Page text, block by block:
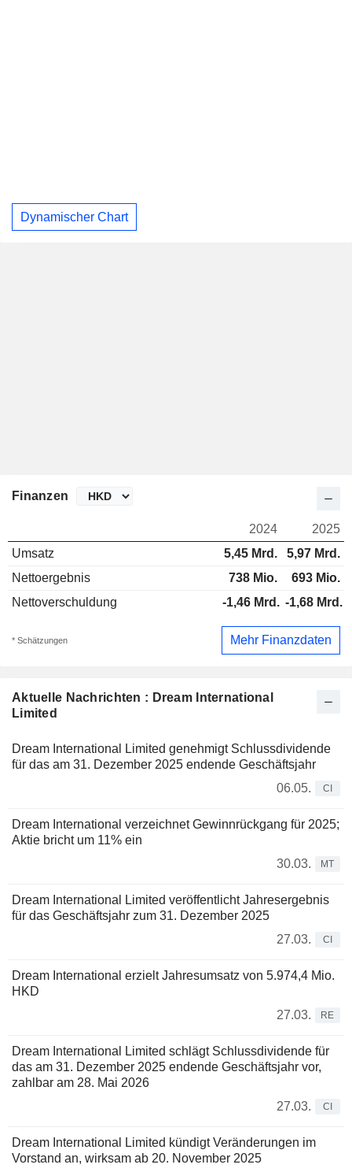
Dynamischer Chart
Aktuelle Nachrichten : Dream International
Limited
Dream International Limited genehmigt Schlussdividende
für das am 31. Dezember 2025 endende Geschäftsjahr
06.05.
CI
Dream International verzeichnet Gewinnrückgang für 2025;
Aktie bricht um 11% ein
30.03.
MT
Dream International Limited veröffentlicht Jahresergebnis
für das Geschäftsjahr zum 31. Dezember 2025
27.03.
CI
Dream International erzielt Jahresumsatz von 5.974,4 Mio.
HKD
27.03.
RE
Dream International Limited schlägt Schlussdividende für
das am 31. Dezember 2025 endende Geschäftsjahr vor,
zahlbar am 28. Mai 2026
27.03.
CI
Dream International Limited kündigt Veränderungen im
Vorstand an, wirksam ab 20. November 2025
Finanzen
2024
2025
Umsatz
5,45 Mrd.
5,97 Mrd.
Nettoergebnis
738 Mio.
693 Mio.
Nettoverschuldung
-1,46 Mrd. -1,68 Mrd.
* Schätzungen Mehr Finanzdaten